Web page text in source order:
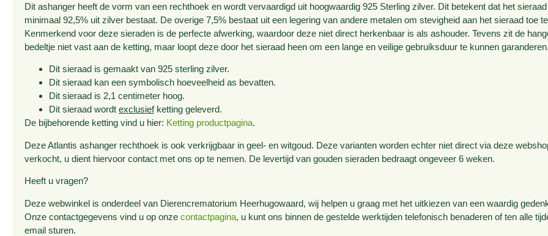
Dit ashanger heeft de vorm van een rechthoek en wordt vervaardigd uit hoogwaardig 925 Sterling zilver. Dit betekent dat het
minimaal 92,5% uit zilver bestaat. De overige 7,5% bestaat uit een legering van andere metalen om stevigheid aan het sieraad toe
Kenmerkend voor deze sieraden is de perfecte afwerking, waardoor deze niet direct herkenbaar is als ashouder. Tevens zit de
bedeltje niet vast aan de ketting, maar loopt deze door het sieraad heen om een lange en veilige gebruiksduur te kunnen
Dit sieraad is gemaakt van 925 sterling zilver.
Dit sieraad kan een symbolisch hoeveelheid as bevatten.
Dit sieraad is 2,1 centimeter hoog.
Dit sieraad wordt exclusiefketting geleverd.
De bijbehorende ketting vind u hier: Ketting productpagina.
Deze Atlantis ashanger rechthoek is ook verkrijgbaar in geel- en witgoud. Deze varianten worden echter niet direct via deze
verkocht, u dient hiervoor contact met ons op te nemen. De levertijd van gouden sieraden bedraagt ongeveer 6 weken.
Heeft u vragen?
Deze webwinkel is onderdeel van Dierencrematorium Heerhugowaard, wij helpen u graag met het uitkiezen van een waardig
Onze contactgegevens vind u op onze contactpagina, u kunt ons binnen de gestelde werktijden telefonisch benaderen of ten alle
email sturen.